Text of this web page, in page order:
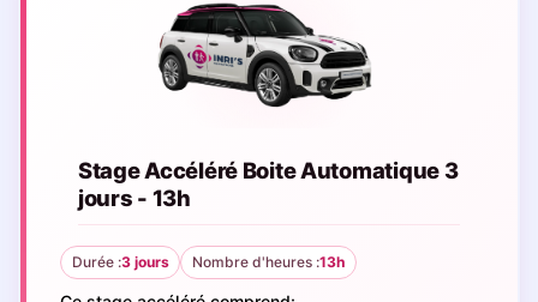
Stage Accéléré Boite Automatique 3
jours - 13h
Durée :3 jours Nombre d'heures :13h